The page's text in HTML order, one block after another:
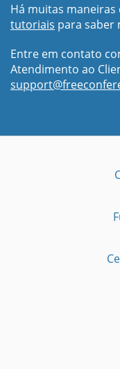
Há muitas
tutoriais para saber
Entre em contato
Atendimento ao